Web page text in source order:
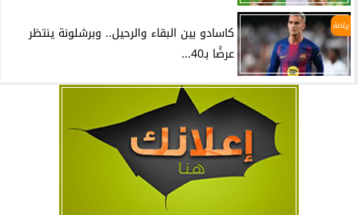
رياضة
كاسادو بين البقاء والرحيل.. وبرشلونة ينتظر
عرضًا بـ40...